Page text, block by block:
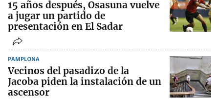
15 años después, Osasuna vuelve
a jugar un partido de
presentación en El Sadar
PAMPLONA
Vecinos del pasadizo de la
Jacoba piden la instalación de un
ascensor